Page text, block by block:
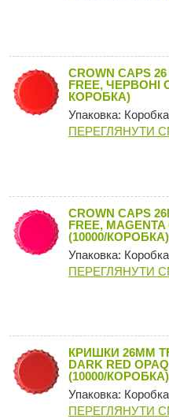
CROWN CAPS
FREE, ЧЕРВОНІ
КОРОБКА)
Упаковка: Коробка
ПЕРЕГЛЯНУТИ
CROWN CAPS
FREE, MAGENTA
(10000/КОРОБКА)
Упаковка: Коробка
ПЕРЕГЛЯНУТИ
КРИШКИ 26MM
DARK RED
(10000/КОРОБКА)
Упаковка: Коробка
ПЕРЕГЛЯНУТИ